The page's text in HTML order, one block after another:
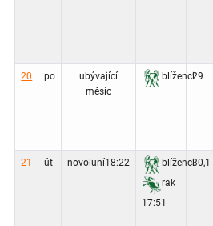
20 po
ubývající
měsíc
blíženci29
21 út novoluní18:22
blíženci
rak
17:51
30,1